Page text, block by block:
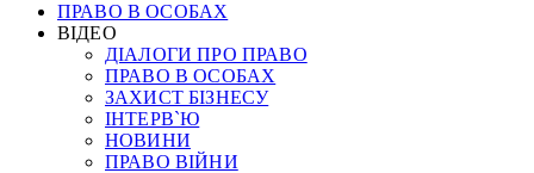
ПРАВО В ОСОБАХ
ВІДЕО
ДІАЛОГИ ПРО ПРАВО
ПРАВО В ОСОБАХ
ЗАХИСТ БІЗНЕСУ
ІНТЕРВ`Ю
НОВИНИ
ПРАВО ВІЙНИ